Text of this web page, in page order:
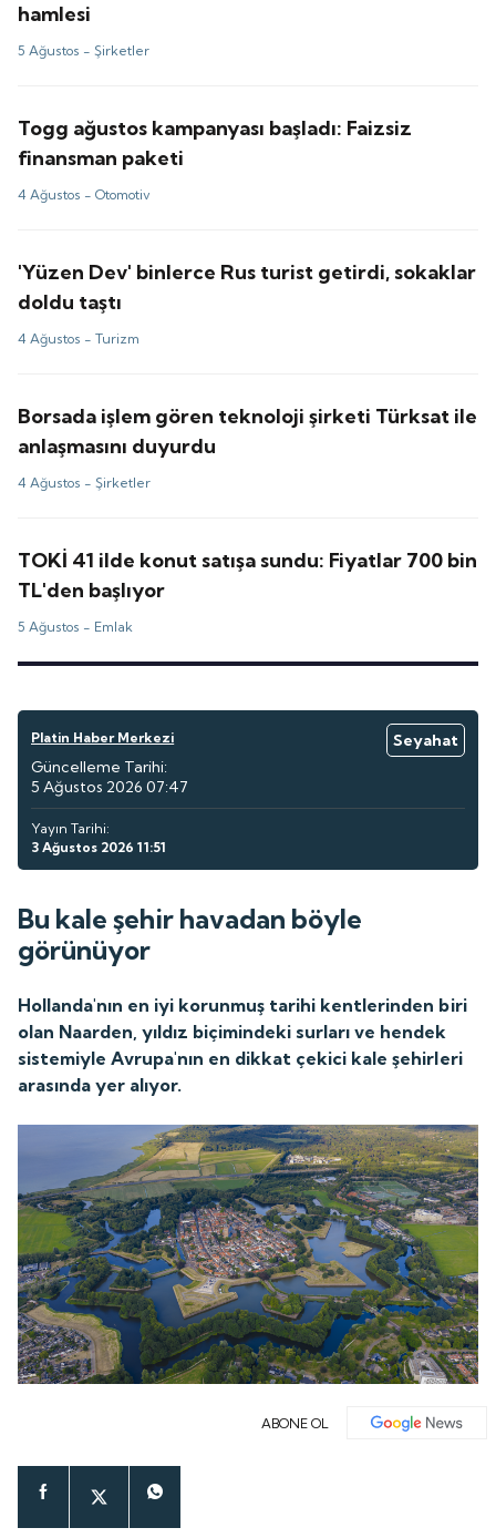
hamlesi
5 Ağustos -Şirketler
Togg ağustos kampanyası başladı: Faizsiz
finansman paketi
4 Ağustos -Otomotiv
'Yüzen Dev' binlerce Rus turist getirdi, sokaklar
doldu taştı
4 Ağustos -Turizm
Borsada işlem gören teknoloji şirketi Türksat ile
anlaşmasını duyurdu
4 Ağustos -Şirketler
TOKİ 41 ilde konut satışa sundu: Fiyatlar 700 bin
TL'den başlıyor
5 Ağustos - Emlak
Platin Haber Merkezi
Seyahat
Güncelleme Tarihi:
5 Ağustos 2026 07:47
Yayın Tarihi:
3 Ağustos 2026 11:51
Bu kale şehir havadan böyle
görünüyor
Hollanda'nın en iyi korunmuş tarihi kentlerinden biri
olan Naarden, yıldız biçimindeki surları ve hendek
sistemiyle Avrupa'nın en dikkat çekici kale şehirleri
arasında yer alıyor.
ABONE OL